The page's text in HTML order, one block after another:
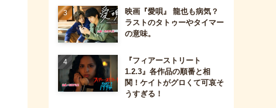
映画『愛唄』 龍也も病気？
ラストのタトゥーやタイマー
の意味。
『フィアーストリート
1.2.3』各作品の順番と相
関！ケイトがグロくて可哀そ
うすぎる！